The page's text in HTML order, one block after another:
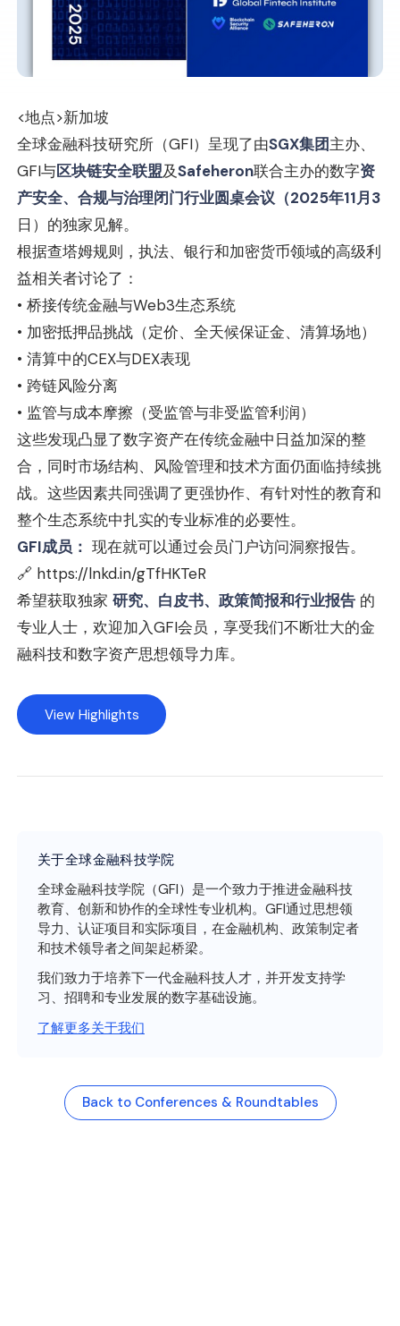
<地点>新加坡
全球金融科技研究所（GFI）呈现了由SGX集团主办、
GFI与区块链安全联盟及Safeheron联合主办的数字资
产安全、合规与治理闭门行业圆桌会议（2025年11月3
日）的独家见解。
根据查塔姆规则，执法、银行和加密货币领域的高级利
益相关者讨论了：
• 桥接传统金融与Web3生态系统
• 加密抵押品挑战（定价、全天候保证金、清算场地）
• 清算中的CEX与DEX表现
• 跨链风险分离
• 监管与成本摩擦（受监管与非受监管利润）
这些发现凸显了数字资产在传统金融中日益加深的整
合，同时市场结构、风险管理和技术方面仍面临持续挑
战。这些因素共同强调了更强协作、有针对性的教育和
整个生态系统中扎实的专业标准的必要性。
GFI成员： 现在就可以通过会员门户访问洞察报告。
🔗 https://lnkd.in/gTfHKTeR
希望获取独家研究、白皮书、政策简报和行业报告 的
专业人士，欢迎加入GFI会员，享受我们不断壮大的金
融科技和数字资产思想领导力库。
View Highlights
关于全球金融科技学院
全球金融科技学院（GFI）是一个致力于推进金融科技
教育、创新和协作的全球性专业机构。GFI通过思想领
导力、认证项目和实际项目，在金融机构、政策制定者
和技术领导者之间架起桥梁。
我们致力于培养下一代金融科技人才，并开发支持学
习、招聘和专业发展的数字基础设施。
了解更多关于我们
Back to Conferences & Roundtables